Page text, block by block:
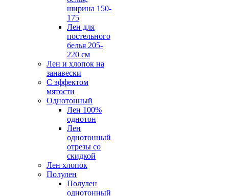
ширина 150-
175
Лен для
постельного
белья 205-
220 см
Лен и хлопок на
занавески
С эффектом
мятости
Однотонный
Лен 100%
однотон
Лен
однотонный
отрезы со
скидкой
Лен хлопок
Полулен
Полулен
однотонный